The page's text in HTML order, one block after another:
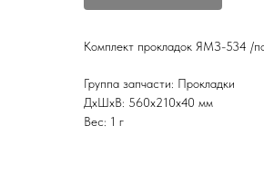
Комплект прокладок ЯМЗ-534 /
Группа запчасти: Прокладки
ДxШxВ: 560x210x40 мм
Вес: 1 г